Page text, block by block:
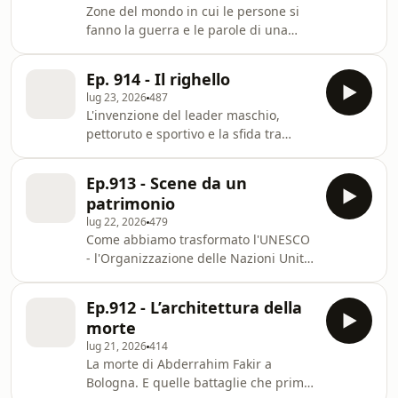
Will:&nbsp;https://newmediacademy.com/
Learn more about your ad choices.
Visit megaphone.fm/adchoices
Zone del mondo in cui le persone si
fanno la guerra e le parole di una
Debernardi” pubblicato sul canale
Youtube Melissa Debernardi il 7
agosto 2019; video “Drones Hit High-
Rises In Russia, Moscow Blames
Ukraine” pubblicato sul canale
Youtube Radio Free Europe/Radio
Liberty il 21 dicembre 2024; account
Instagram librimondad
Ep. 914 - Il righello
lug 23, 2026487
L'invenzione del leader maschio,
pettoruto e sportivo e la sfida tra
Yangtze ― 賈世駿 Jia Shijun (1968年) |
⦇EN CC⦈” pubblicato sul canale
Youtube MrOldMajor il 26 dicembre
2020; video “A Villa Torlonia, nel parco
dove Mussolini si allena a cavallo sul
campo ostacoli e al tennis” pubblicato
sul canale Youtube Archivio Luce
Cinecittà
Ep.913 - Scene da un
patrimonio
lug 22, 2026479
Come abbiamo trasformato l'UNESCO
- l'Organizzazione delle Nazioni Unite
Fonti: video “UNESCO History”
pubblicato sul canale Youtube
UNESCO il 16 giugno 2010; video
“Ministro Lollobrigida: “La mozzarella
di bufala Campana dop simbolo del
Ep.912 - L’architettura della
morte
lug 21, 2026414
La morte di Abderrahim Fakir a
Bologna. E quelle battaglie che prima